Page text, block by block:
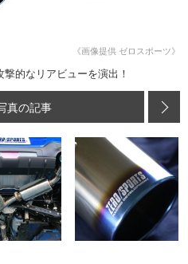
《画像提供 ゼロスポーツ》
的なリアビューを演出！
真の記事